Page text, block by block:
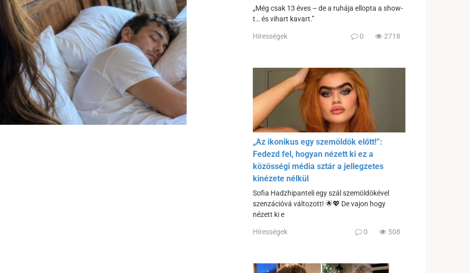
„Még csak 13 éves – de a ruhája ellopta a show-
t… és vihart kavart.”
Hírességek 0 2718
„Az ikonikus egy szemöldök előtt!”:
Fedezd fel, hogyan nézett ki ez a
közösségi média sztár a jellegzetes
kinézete nélkül
Sofia Hadzhipanteli egy szál szemöldökével
szenzációvá változott! 🌟💖 De vajon hogy
nézett ki e
Hírességek 0 508